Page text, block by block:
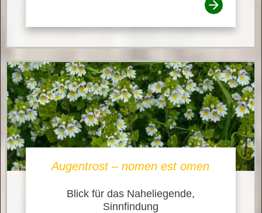
Augentrost – nomen est omen
Blick für das Naheliegende,
Sinnfindung